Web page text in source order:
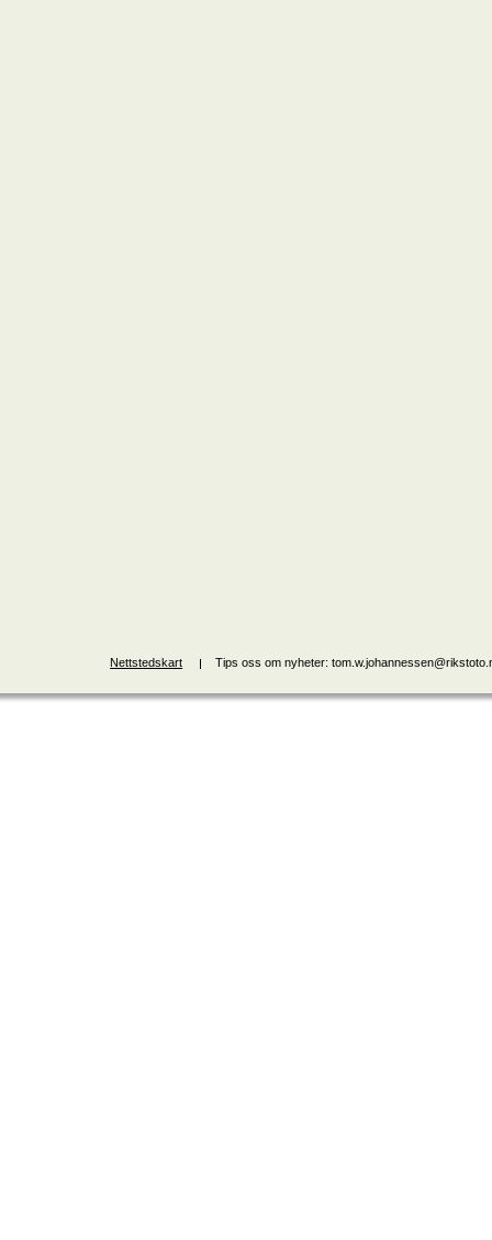
Nettstedskart Tips oss om nyheter: